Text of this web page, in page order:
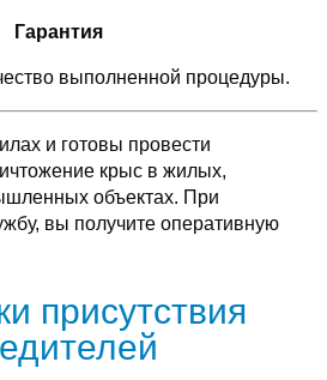
Гарантия
выполненной процедуры.
и готовы провести
крыс в жилых,
объектах. При
вы получите оперативную
присутствия